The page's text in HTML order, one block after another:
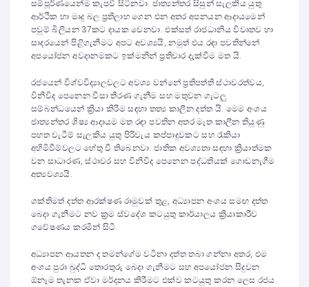
සම්පූර්ණයෙන්ම කැපවී සිටිනවා. ජාත්‍යන්තර සිසුන් සැලකිය යුතු
ආර්ථික හා මෘදු බල ප්‍රතිලාභ ගෙන එන අතර අපනයන ආදායමෙන්
පවුම් බිලියන 37කට දායක වෙනවා. එක්සත් රාජධානිය විවෘතව හා
සාදරයෙන් පිළිගැනීමට අපට අවශ්‍යයි, නමුත් එය රඳා පවතින්නේ
අපයෝජන අවදානමකට ඉක්මනින් ප්‍රතිචාර දැක්වීම මත යි.
රජයෙන් විශ්වවිද්‍යාලවලට අවශ්‍ය වන්නේ ප්‍රතිපත්ති ස්ථාවරත්වය,
විනිවිද පෙනෙන වීසා තීරණ ගැනීම සහ මතුවන ගැටලු
සම්බන්ධයෙන් ක්‍රියා කිරීම සඳහා තත්‍ය කාලීන දත්ත යි. මෙම අංශය
ජාත්‍යන්තර ශිෂ්‍ය ආදායම මත රඳා පවතින අතර මෑත කාලීන තියුණු
පහත වැටීම් සැලකිය යුතු පිරිවැය කප්පාදුවකට සහ රැකියා
අහිමිවීම්වලට හේතු වී තිබෙනවා. ජාතික අවශ්‍යතා සඳහා ක්‍රියාත්මක
වන සාධාරණ, ස්ථාවර සහ විනිවිද පෙනෙන පද්ධතියක් ගොඩනැගීම
අත්‍යවශ්‍යයි.
ශක්තිමත් දත්ත ආරක්ෂණ රාමුවක් තුළ, අධ්‍යාපන අංශය සමඟ දත්ත
බෙදා ගැනීමට නව ක්‍රම ස්වදේශ කටයුතු කාර්යාලය ක්‍රියාකාරීව
ගවේෂණය කරමින් සිටී.
අධ්‍යාපන ආයතන ද තමන්ගේම වටිනා දත්ත තබා ගන්නා අතර, එම
අංශය පුරා බුද්ධි තොරතුරු බෙදා ගැනීමට සහ අපයෝජන සිදුවන
ඕනෑම තැනක ඒවා මර්දනය කිරීමට එක්ව කටයුතු කරන ලෙස රජය